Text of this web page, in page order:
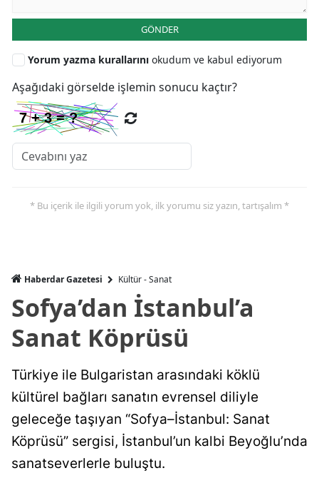
GÖNDER
Yorum yazma kurallarını okudum ve kabul ediyorum
Aşağıdaki görselde işlemin sonucu kaçtır?
* Bu içerik ile ilgili yorum yok, ilk yorumu siz yazın, tartışalım *
Haberdar Gazetesi Kültür - Sanat
Sofya’dan İstanbul’a
Sanat Köprüsü
Türkiye ile Bulgaristan arasındaki köklü
kültürel bağları sanatın evrensel diliyle
geleceğe taşıyan “Sofya–İstanbul: Sanat
Köprüsü” sergisi, İstanbul’un kalbi Beyoğlu’nda
sanatseverlerle buluştu.